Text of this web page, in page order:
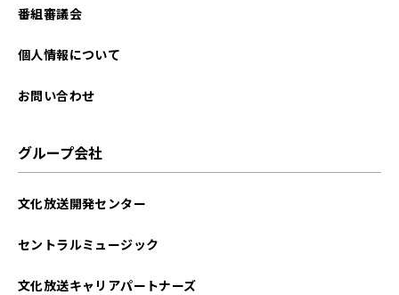
番組審議会
個人情報について
お問い合わせ
グループ会社
文化放送開発センター
セントラルミュージック
文化放送キャリアパートナーズ